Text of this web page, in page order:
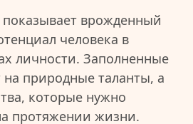
врожденный
человека в
личности. Заполненные
природные таланты, а
которые нужно
протяжении жизни.